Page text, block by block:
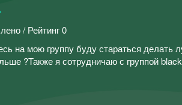
/ Рейтинг 0
на мою группу буду стараться делать
?Также я сотрудничаю с группой